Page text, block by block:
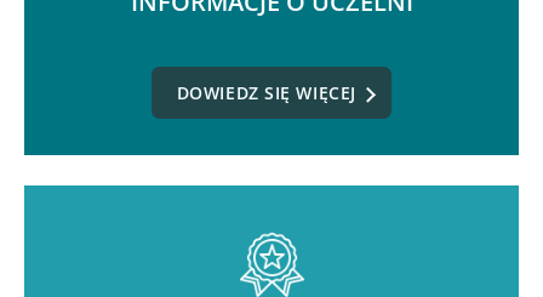
DOWIEDZ SIĘ WIĘCEJ